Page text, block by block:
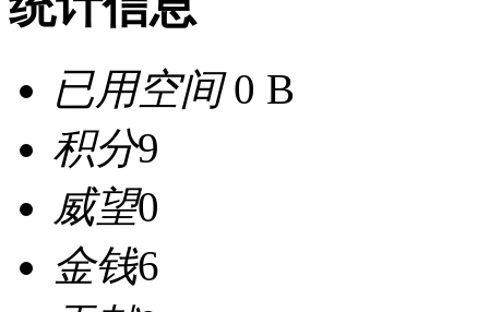
已用空间0 B
积分9
威望0
金钱6